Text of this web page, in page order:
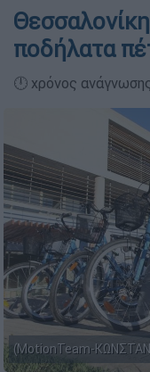
ποδήλατα
🕛 χρόνος
(MotionTeam-